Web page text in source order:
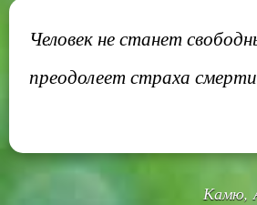
Человек не станет
преодолеет страха
Камю,